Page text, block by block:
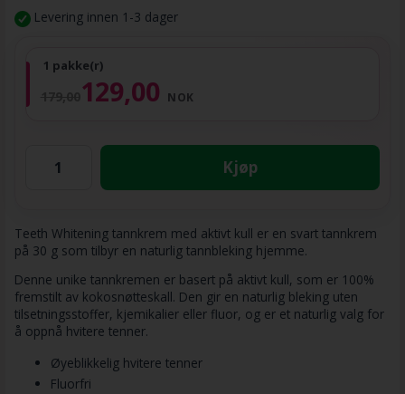
Levering innen 1-3 dager
1 pakke(r)
129,00 NOK
Kjøp
Teeth Whitening tannkrem med aktivt kull er en svart tannkrem
på 30 g som tilbyr en naturlig tannbleking hjemme.
Denne unike tannkremen er basert på aktivt kull, som er 100%
fremstilt av kokosnøtteskall. Den gir en naturlig bleking uten
tilsetningsstoffer, kjemikalier eller fluor, og er et naturlig valg for
å oppnå hvitere tenner.
Øyeblikkelig hvitere tenner
Fluorfri